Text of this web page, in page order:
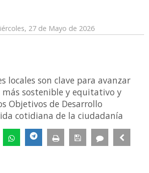
27 de Mayo de 2026
locales son clave para avanzar
sostenible y equitativo y
Objetivos de Desarrollo
cotidiana de la ciudadanía